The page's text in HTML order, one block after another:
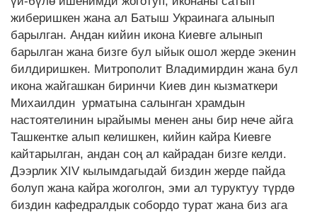
жиберишкен жана ал Батыш Украинага алынып
барылган. Андан кийин икона Киевге алынып
барылган жана бизге бул ыйык ошол жерде экенин
билдиришкен. Митрополит Владимирдин жана бул
икона жайгашкан биринчи Киев дин кызматкери
Михаилдин урматына салынган храмдын
настоятелинин ырайымы менен аны бир нече айга
Ташкентке алып келишкен, кийин кайра Киевге
кайтарылган, андан соң ал кайрадан бизге келди.
Дээрлик XIV кылымдагыдай биздин жерде пайда
болуп жана кайра жоголгон, эми ал туруктуу түрдө
биздин кафедралдык собордо турат жана биз ага